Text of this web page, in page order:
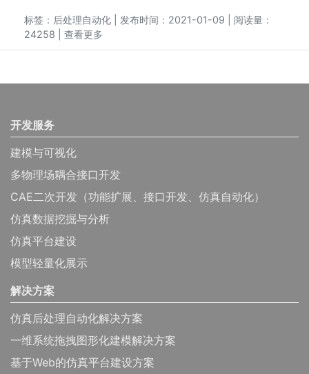
标签： 后处理自动化 | 发布时间：2021-01-09 | 阅读量：
24258 | 查看更多
开发服务
建模与可视化
多物理场耦合接口开发
CAE二次开发（功能扩展、接口开发、仿真自动化）
仿真数据挖掘与分析
仿真平台建设
模型轻量化展示
解决方案
仿真后处理自动化解决方案
一维系统拖拽图形化建模解决方案
基于Web的仿真平台建设方案